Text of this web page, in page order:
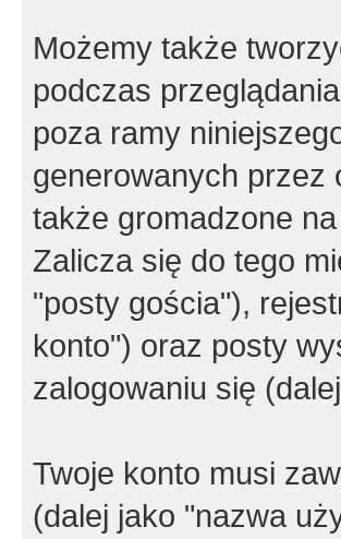
Możemy także
podczas
poza ramy
generowanych przez
także gromadzone
Zalicza się do tego
"posty gościa"),
konto") oraz posty
zalogowaniu się
Twoje konto musi
(dalej jako "nazwa